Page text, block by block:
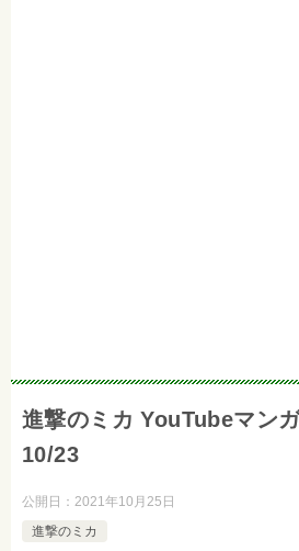
進撃のミカ YouTubeマン
10/23
公開日： 2021年10月25日
進撃のミカ